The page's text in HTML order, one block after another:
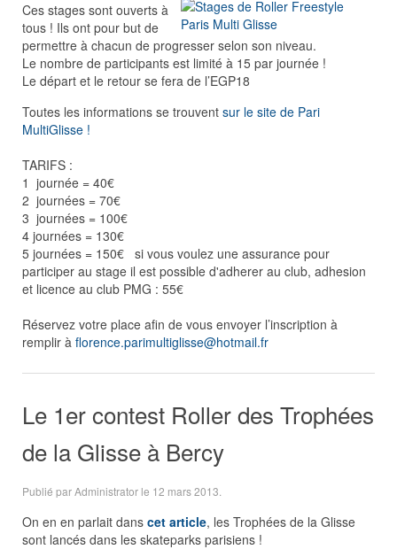
Ces stages sont ouverts à
tous ! Ils ont pour but de
permettre à chacun de progresser selon son niveau.
Le nombre de participants est limité à 15 par journée !
Le départ et le retour se fera de l’EGP18
Toutes les informations se trouvent sur le site de Pari
MultiGlisse !
TARIFS :
1 journée = 40€
2 journées = 70€
3 journées = 100€
4 journées = 130€
5 journées = 150€ si vous voulez une assurance pour
participer au stage il est possible d'adherer au club, adhesion
et licence au club PMG : 55€
Réservez votre place afin de vous envoyer l’inscription à
remplir à florence.parimultiglisse@hotmail.fr
Le 1er contest Roller des Trophées
de la Glisse à Bercy
Publié par Administrator le 12 mars 2013
On en en parlait dans cet article, les Trophées de la Glisse
sont lancés dans les skateparks parisiens !